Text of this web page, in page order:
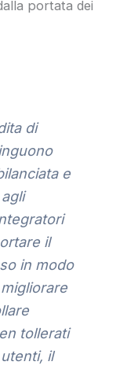
portata dei
di
e
il
in modo
tollerati
il